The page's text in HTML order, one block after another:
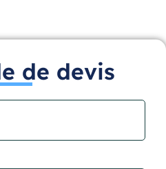
de devis